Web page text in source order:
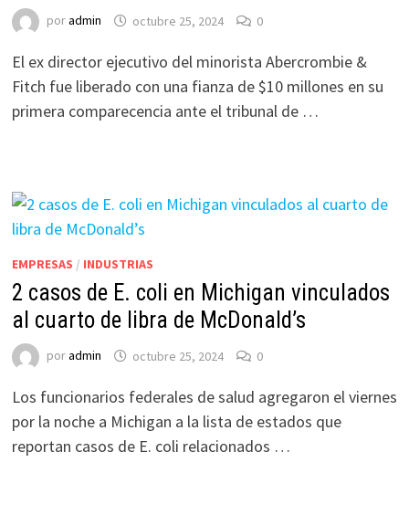
poradmin octubre 25, 2024 0
El ex director ejecutivo del minorista Abercrombie &
Fitch fue liberado con una fianza de $10 millones en su
primera comparecencia ante el tribunal de …
EMPRESAS / INDUSTRIAS
2 casos de E. coli en Michigan vinculados
al cuarto de libra de McDonald’s
poradmin octubre 25, 2024 0
Los funcionarios federales de salud agregaron el viernes
por la noche a Michigan a la lista de estados que
reportan casos de E. coli relacionados …